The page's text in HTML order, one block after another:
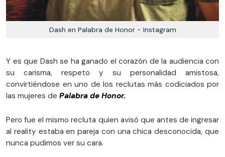
Dash en Palabra de Honor - Instagram
Y es que Dash se ha ganado el corazón de la audiencia con
su carisma, respeto y su personalidad amistosa,
convirtiéndose en uno de los reclutas más codiciados por
las mujeres de Palabra de Honor.
Pero fue el mismo recluta quien avisó que antes de ingresar
al reality estaba en pareja con una chica desconocida, que
nunca pudimos ver su cara.